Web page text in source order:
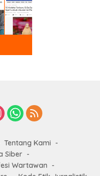
Tentang Kami
Siber
Wartawan